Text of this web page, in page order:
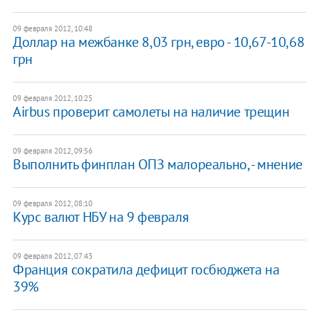
09 февраля 2012, 10:48
Доллар на межбанке 8,03 грн, евро - 10,67-10,68
грн
09 февраля 2012, 10:25
Airbus проверит самолеты на наличие трещин
09 февраля 2012, 09:56
Выполнить финплан ОПЗ малореально, - мнение
09 февраля 2012, 08:10
Курс валют НБУ на 9 февраля
09 февраля 2012, 07:43
Франция сократила дефицит госбюджета на
39%